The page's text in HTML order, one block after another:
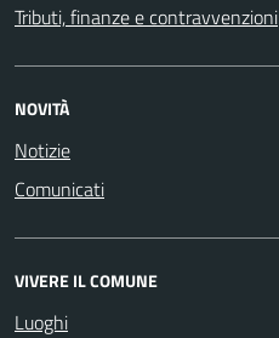
Tributi, finanze e contravvenzioni
NOVITÀ
Notizie
Comunicati
VIVERE IL COMUNE
Luoghi